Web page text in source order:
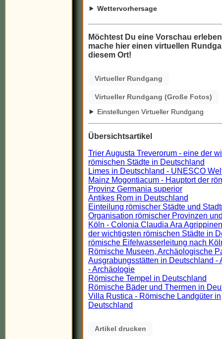
Wettervorhersage
Möchtest Du eine Vorschau
mache hier einen virtuellen
diesem Ort!
Virtueller Rundgang
Virtueller Rundgang (Große Fotos)
Einstellungen Virtueller Rundgang
Übersichtsartikel
Trier Augusta Treverorum - eine der
römischen Städte in Deutschland
Limes in Deutschland - UNESCO
Mainz Mogontiacum - Hauptort der
Provinz Germania superior
Antikes Rom in Deutschland
Einteilung römischer Städte und
Organisation römischer Provinzen
Köln - Colonia Claudia Ara
der wichtigsten römischen Städte in
römische Eifelwasserleitung nach
Römische Museen, Archäologische
Ausgrabungsstätten in Deutschland -
- Archäologie
Römische Tempel in Deutschland
Römische Bäder und Thermen in
Villa Rustica - Römische Landgüter in
Deutschland
Artikel drucken